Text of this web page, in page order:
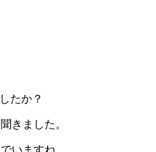
たか？
きました。
いますね。